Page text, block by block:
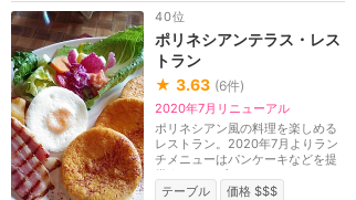
40位
ポリネシアンテラス・レス
トラン
★ 3.63 (6件)
2020年7月リニューアル
ポリネシアン風の料理を楽しめる
レストラン。2020年7月よりラン
チメニューはパンケーキなどを提
供するテーブルサー...
テーブル
価格 $$$